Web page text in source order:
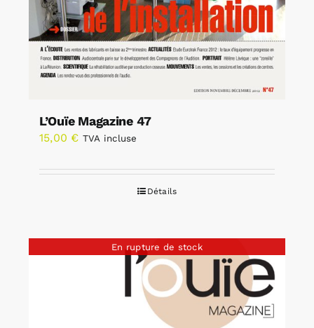
L’Ouïe Magazine 47
15,00 € TVA incluse
Détails
En rupture de stock